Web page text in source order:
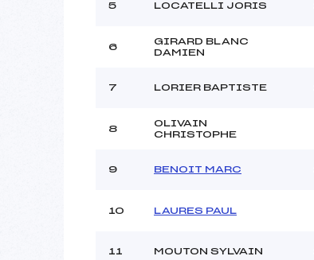
5 LOCATELLI JORIS
6
GIRARD BLANC
DAMIEN
7 LORIER BAPTISTE
8
OLIVAIN
CHRISTOPHE
9 BENOIT MARC
10 LAURES PAUL
11 MOUTON SYLVAIN